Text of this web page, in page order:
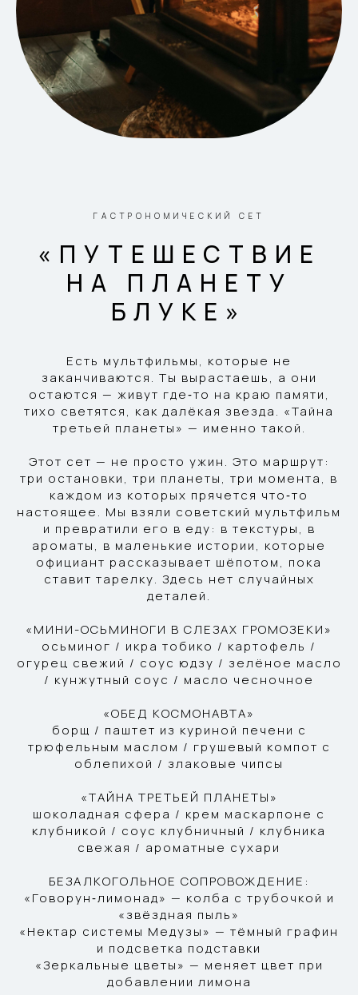
ГАСТРОНОМИЧЕСКИЙ СЕТ
«ПУТЕШЕСТВИЕ
НА ПЛАНЕТУ
БЛУКЕ»
Есть мультфильмы, которые не
заканчиваются. Ты вырастаешь, а они
остаются — живут где‑то на краю памяти,
тихо светятся, как далёкая звезда. «Тайна
третьей планеты» — именно такой.
Этот сет — не просто ужин. Это маршрут:
три остановки, три планеты, три момента, в
каждом из которых прячется что‑то
настоящее. Мы взяли советский мультфильм
и превратили его в еду: в текстуры, в
ароматы, в маленькие истории, которые
официант рассказывает шёпотом, пока
ставит тарелку. Здесь нет случайных
деталей.
«МИНИ-ОСЬМИНОГИ В СЛЕЗАХ ГРОМОЗЕКИ»
осьминог / икра тобико / картофель /
огурец свежий / соус юдзу / зелёное масло
/ кунжутный соус / масло чесночное
«ОБЕД КОСМОНАВТА»
борщ / паштет из куриной печени с
трюфельным маслом / грушевый компот с
облепихой / злаковые чипсы
«ТАЙНА ТРЕТЬЕЙ ПЛАНЕТЫ»
шоколадная сфера / крем маскарпоне с
клубникой / соус клубничный / клубника
свежая / ароматные сухари
БЕЗАЛКОГОЛЬНОЕ СОПРОВОЖДЕНИЕ:
«Говорун‑лимонад» — колба с трубочкой и
«звёздная пыль»
«Нектар системы Медузы» — тёмный графин
и подсветка подставки
«Зеркальные цветы» — меняет цвет при
добавлении лимона